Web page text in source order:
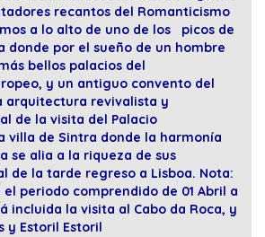
recantos del Romanticismo
a lo alto de uno de los picos de
donde por el sueño de un hombre
bellos palacios del
y un antiguo convento del
arquitectura revivalista y
de la visita del Palacio
villa de Sintra donde la harmonía
se alia a la riqueza de sus
de la tarde regreso a Lisboa. Nota:
periodo comprendido de 01 Abril a
incluida la visita al Cabo da Roca, y
y Estoril Estoril